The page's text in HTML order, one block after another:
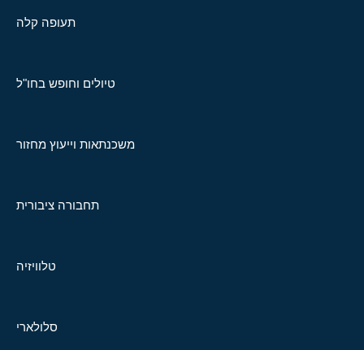
תעופה קלה
טיולים וחופש בחו"ל
משכנתאות וייעוץ מחזור
תחבורה ציבורית
טלוויזיה
סלולארי